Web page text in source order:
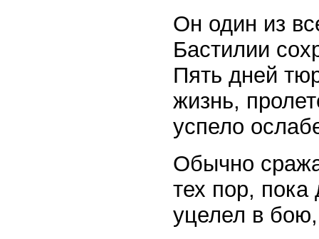
Он один из
Бастилии
Пять дней
жизнь,
успело
Обычно
тех пор, пока
уцелел в